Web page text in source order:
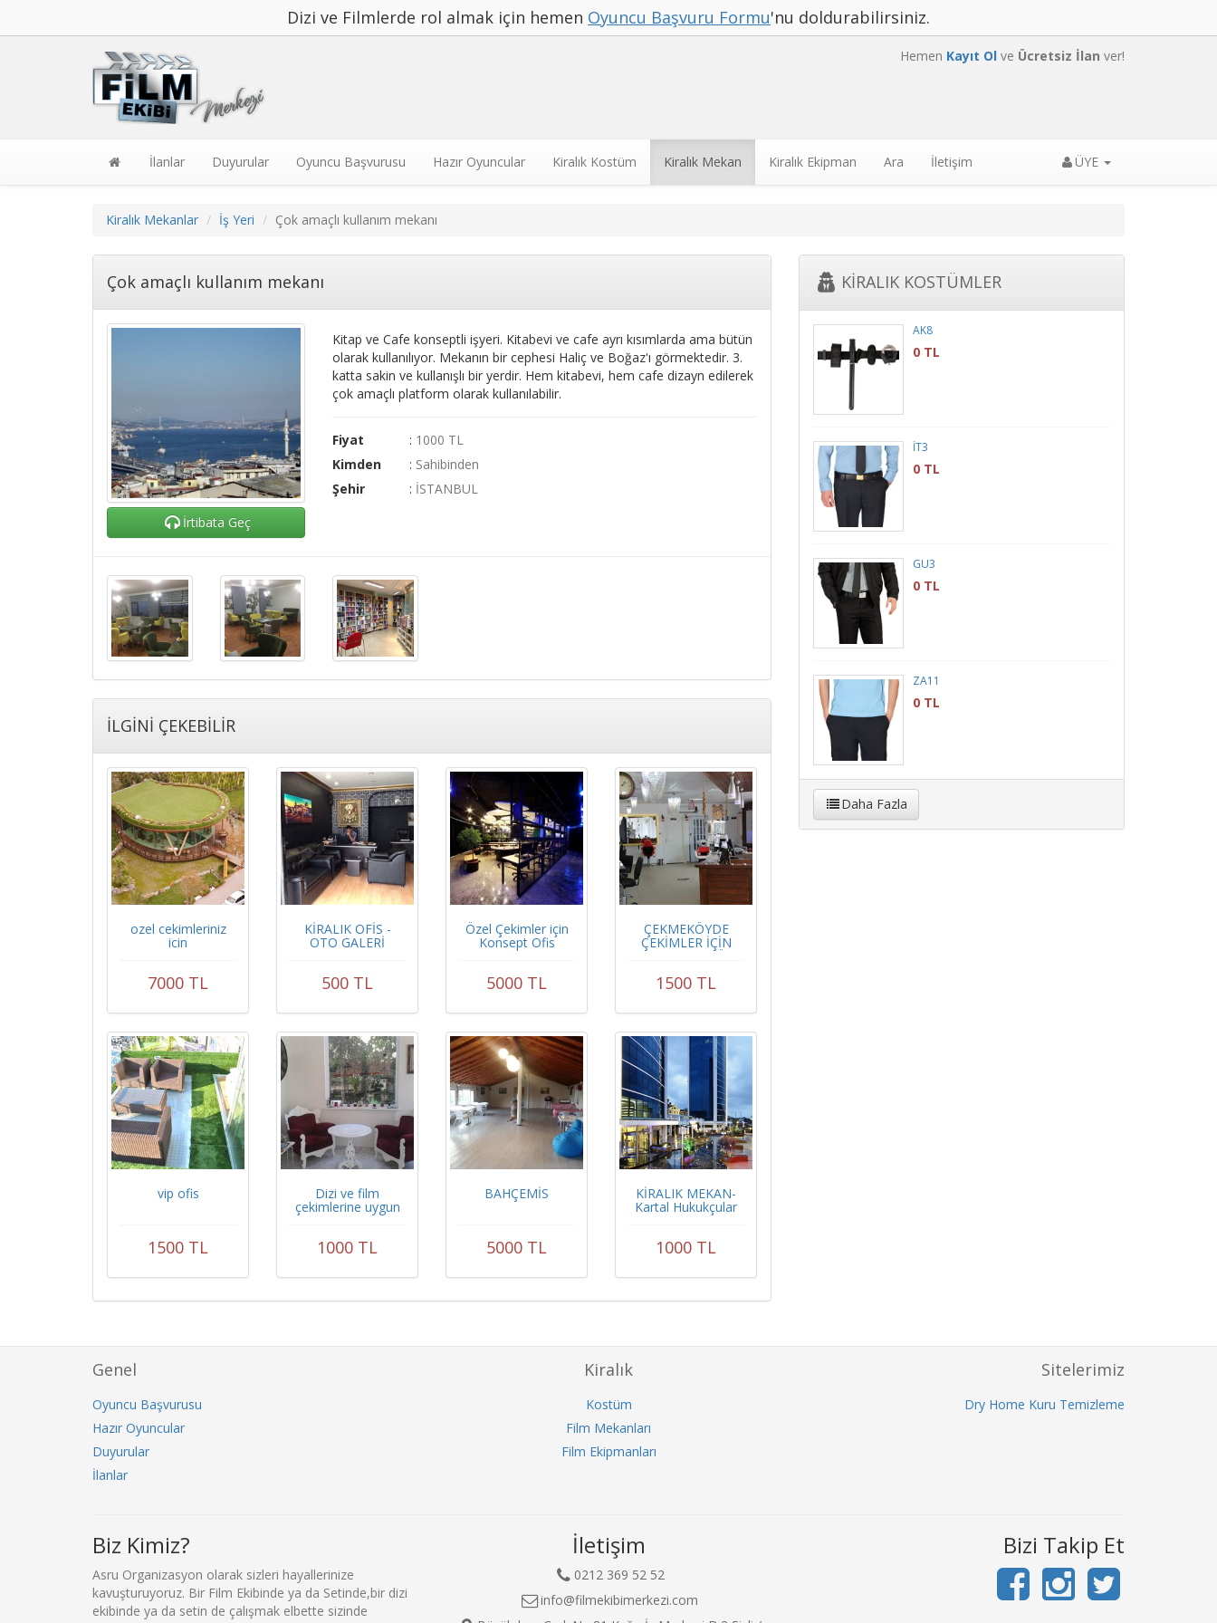
Dizi ve Filmlerde rol almak için hemen Oyuncu Başvuru Formu'nu doldurabilirsiniz.
Hemen Kayıt Ol ve Ücretsiz İlan ver!
İlanlar Duyurular Oyuncu Başvurusu Hazır Oyuncular Kiralık Kostüm Kiralık Mekan Kiralık Ekipman Ara İletişim ÜYE
Kiralık Mekanlar İş Yeri Çok amaçlı kullanım mekanı
Çok amaçlı kullanım mekanı
İrtibata Geç
Kitap ve Cafe konseptli işyeri. Kitabevi ve cafe ayrı kısımlarda ama bütün
olarak kullanılıyor. Mekanın bir cephesi Haliç ve Boğaz'ı görmektedir. 3.
katta sakin ve kullanışlı bir yerdir. Hem kitabevi, hem cafe dizayn edilerek
çok amaçlı platform olarak kullanılabilir.
Fiyat : 1000 TL
Kimden
: Sahibinden
Şehir
: İSTANBUL
İLGİNİ ÇEKEBİLİR
ozel cekimleriniz
icin
7000 TL
KİRALIK OFİS -
OTO GALERİ
500 TL
Özel Çekimler için
Konsept Ofis
5000 TL
ÇEKMEKÖYDE
ÇEKİMLER İÇİN
BAYAN KUAFÖR
GÜNLÜK HAFTALIK
KULLANILABİLİR
1500 TL
vip ofis
1500 TL
Dizi ve film
çekimlerine uygun
bahçeli cafe
1000 TL
BAHÇEMİS
5000 TL
KİRALIK MEKAN-
Kartal Hukukçular
1000 TL
KİRALIK KOSTÜMLER
AK8
0 TL
İT3
0 TL
GÜ3
0 TL
ZA11
0 TL
Daha Fazla
Genel
Oyuncu Başvurusu
Hazır Oyuncular
Duyurular
İlanlar
Kiralık
Kostüm
Film Mekanları
Film Ekipmanları
Sitelerimiz
Dry Home Kuru Temizleme
Biz Kimiz?
Asru Organizasyon olarak sizleri hayallerinize
kavuşturuyoruz. Bir Film Ekibinde ya da Setinde,bir dizi
ekibinde ya da setin de çalışmak elbette sizinde
İletişim
0212 369 52 52
info@filmekibimerkezi.com
Bizi Takip Et